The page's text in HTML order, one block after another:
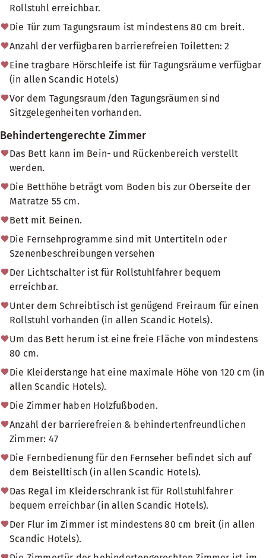
Rollstuhl erreichbar.
Die Tür zum Tagungsraum ist mindestens 80 cm breit.
Anzahl der verfügbaren barrierefreien Toiletten: 2
Eine tragbare Hörschleife ist für Tagungsräume verfügbar
(in allen Scandic Hotels)
Vor dem Tagungsraum/den Tagungsräumen sind
Sitzgelegenheiten vorhanden.
Behindertengerechte Zimmer
Das Bett kann im Bein- und Rückenbereich verstellt
werden.
Die Betthöhe beträgt vom Boden bis zur Oberseite der
Matratze 55 cm.
Bett mit Beinen.
Die Fernsehprogramme sind mit Untertiteln oder
Szenenbeschreibungen versehen
Der Lichtschalter ist für Rollstuhlfahrer bequem
erreichbar.
Unter dem Schreibtisch ist genügend Freiraum für einen
Rollstuhl vorhanden (in allen Scandic Hotels).
Um das Bett herum ist eine freie Fläche von mindestens
80 cm.
Die Kleiderstange hat eine maximale Höhe von 120 cm (in
allen Scandic Hotels).
Die Zimmer haben Holzfußboden.
Anzahl der barrierefreien & behindertenfreundlichen
Zimmer: 47
Die Fernbedienung für den Fernseher befindet sich auf
dem Beistelltisch (in allen Scandic Hotels).
Das Regal im Kleiderschrank ist für Rollstuhlfahrer
bequem erreichbar (in allen Scandic Hotels).
Der Flur im Zimmer ist mindestens 80 cm breit (in allen
Scandic Hotels).